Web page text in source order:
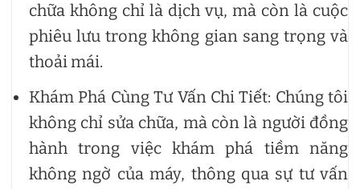
chữa không chỉ là dịch vụ, mà còn là cuộc
phiêu lưu trong không gian sang trọng và
thoải mái.
Khám Phá Cùng Tư Vấn Chi Tiết: Chúng tôi
không chỉ sửa chữa, mà còn là người đồng
hành trong việc khám phá tiềm năng
không ngờ của máy, thông qua sự tư vấn